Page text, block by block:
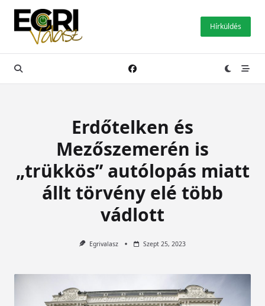
Skip
content
Hírküldés
Erdőtelken és
Mezőszemerén is
„trükkös” autólopás miatt
állt törvény elé több
vádlott
Egrivalasz Szept 25, 2023